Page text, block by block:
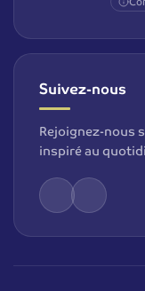
Suivez-nous
Rejoignez-nous
inspiré au